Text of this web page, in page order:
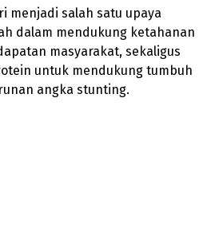
menjadi salah satu upaya
dalam mendukung ketahanan
masyarakat, sekaligus
untuk mendukung tumbuh
angka stunting.